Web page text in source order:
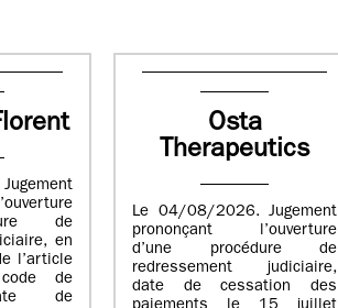
de
en
l’article
de
de
Osta
Therapeutics
Le 04/08/2026. Jugement
prononçant l’ouverture
d’une procédure de
redressement judiciaire,
date de cessation des